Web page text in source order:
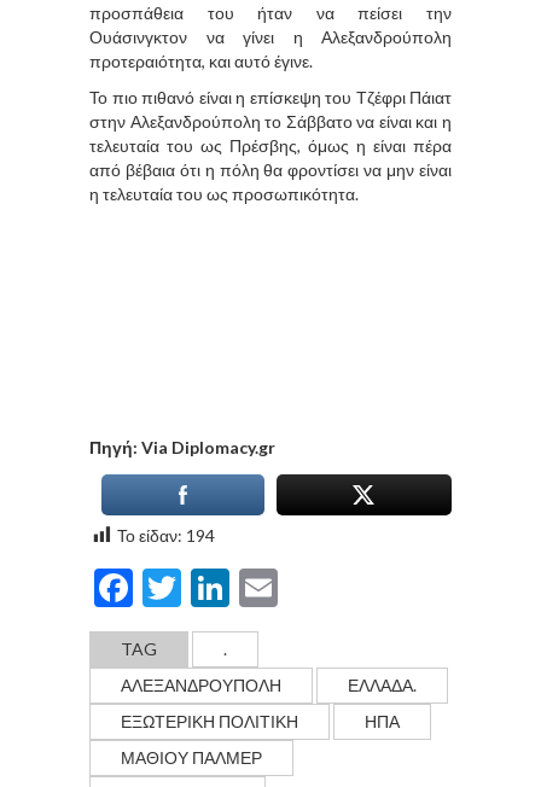
προσπάθεια του ήταν να πείσει την
Ουάσινγκτον να γίνει η Αλεξανδρούπολη
προτεραιότητα, και αυτό έγινε.
Το πιο πιθανό είναι η επίσκεψη του Τζέφρι Πάιατ
στην Αλεξανδρούπολη το Σάββατο να είναι και η
τελευταία του ως Πρέσβης, όμως η είναι πέρα
από βέβαια ότι η πόλη θα φροντίσει να μην είναι
η τελευταία του ως προσωπικότητα.
Πηγή: Via Diplomacy.gr
Το είδαν: 194
Facebook
TwitterLinkedIn
TAG
.
ΑΛΕΞΑΝΔΡΟΥΠΟΛΗ
ΕΛΛΆΔΑ.
ΕΞΩΤΕΡΙΚΗ ΠΟΛΙΤΙΚΗ
ΗΠΑ
ΜΑΘΙΟΥ ΠΑΛΜΕΡ